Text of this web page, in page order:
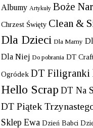
Albumy Artykuły Boże
Chrzest Święty Clean &
Dla Dzieci Dla Mamy
Dla Niej Do pobrania DT
Ogródek DT Filigranki
Hello Scrap DT Na
DT Piątek
Sklep Ewa Dzień Babci